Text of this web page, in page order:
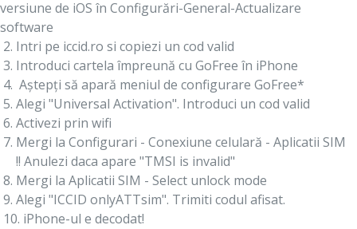
versiune de iOS în Configurări-General-Actualizare
software
2. Intri pe iccid.ro si copiezi un cod valid
3. Introduci cartela împreună cu GoFree în iPhone
4. Aștepți să apară meniul de configurare GoFree*
5. Alegi "Universal Activation". Introduci un cod valid
6. Activezi prin wifi
7. Mergi la Configurari - Conexiune celulară - Aplicatii SIM
!! Anulezi daca apare "TMSI is invalid"
8. Mergi la Aplicatii SIM - Select unlock mode
9. Alegi "ICCID onlyATTsim". Trimiti codul afisat.
10. iPhone-ul e decodat!